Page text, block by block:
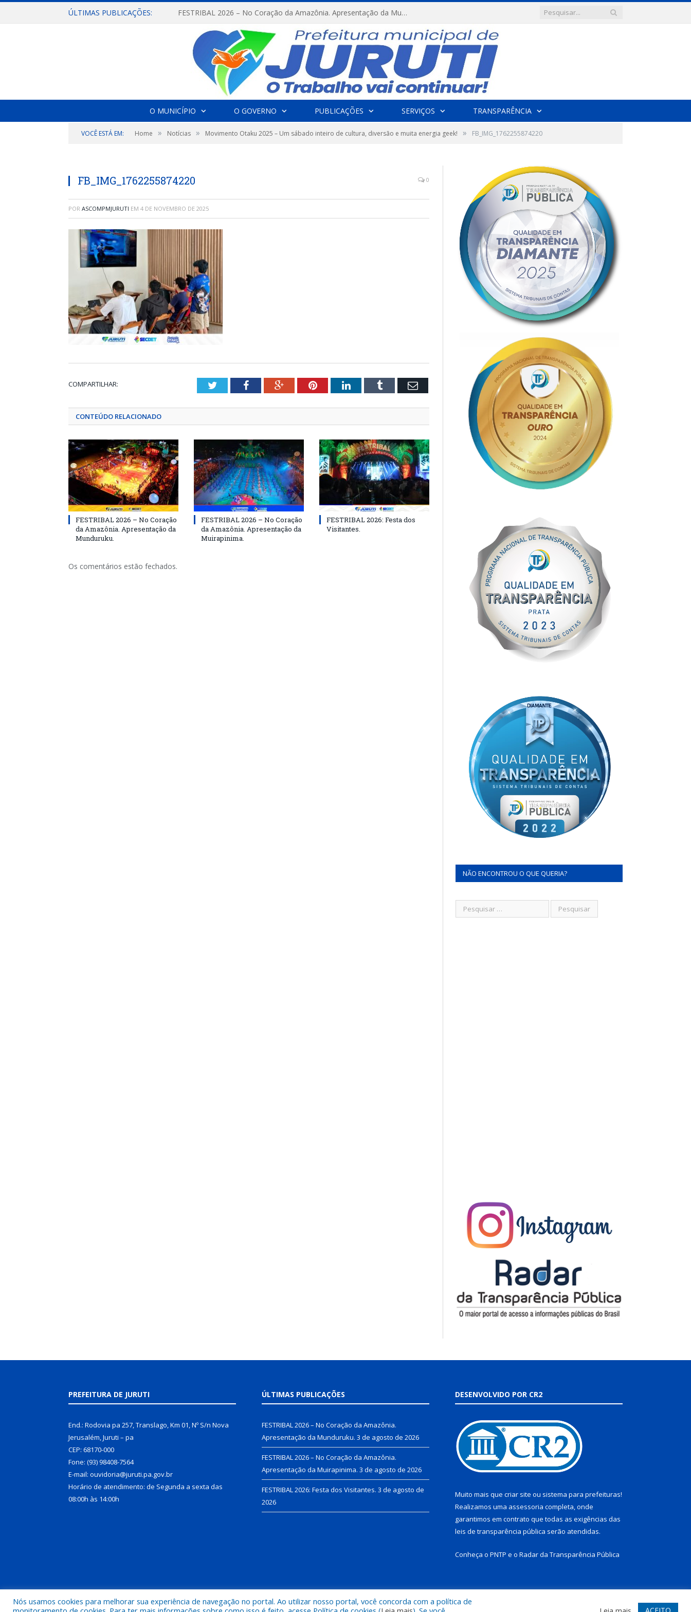
ÚLTIMAS PUBLICAÇÕES: FESTRIBAL 2026 – No Coração da Amazônia. Apresentação da Munduruku.
O MUNICÍPIO O GOVERNO PUBLICAÇÕES SERVIÇOS TRANSPARÊNCIA
VOCÊ ESTÁ EM: Home » Notícias » Movimento Otaku 2025 – Um sábado inteiro de cultura, diversão e muita energia geek! » FB_IMG_1762255874220
FB_IMG_1762255874220 0
POR ASCOMPMJURUTI EM 4 DE NOVEMBRO DE 2025
COMPARTILHAR: TwitterFacebookGoogle+PinterestLinkedInTumblr Email
CONTEÚDO RELACIONADO
FESTRIBAL 2026 – No Coração
da Amazônia. Apresentação da
Munduruku.
FESTRIBAL 2026 – No Coração
da Amazônia. Apresentação da
Muirapinima.
FESTRIBAL 2026: Festa dos
Visitantes.
Os comentários estão fechados.
NÃO ENCONTROU O QUE QUERIA?
PREFEITURA DE JURUTI
End.: Rodovia pa 257, Translago, Km 01, Nº S/n Nova
Jerusalém, Juruti – pa
CEP: 68170-000
Fone: (93) 98408-7564
E-mail: ouvidoria@juruti.pa.gov.br
Horário de atendimento: de Segunda a sexta das
08:00h às 14:00h
ÚLTIMAS PUBLICAÇÕES
FESTRIBAL 2026 – No Coração da Amazônia.
Apresentação da Munduruku. 3 de agosto de 2026
FESTRIBAL 2026 – No Coração da Amazônia.
Apresentação da Muirapinima. 3 de agosto de 2026
FESTRIBAL 2026: Festa dos Visitantes. 3 de agosto de
2026
DESENVOLVIDO POR CR2
Muito mais que criar site ou sistema para prefeituras!
Realizamos uma assessoria completa, onde
garantimos em contrato que todas as exigências das
leis de transparência pública serão atendidas.
Conheça o PNTP e o Radar da Transparência Pública
Todos os direitos reservados a Prefeitura Municipal de Juruti. Mapa do Site Acessar Webmail
Nós usamos cookies para melhorar sua experiência de navegação no portal. Ao utilizar nosso portal, você concorda com a política de
ACEITO